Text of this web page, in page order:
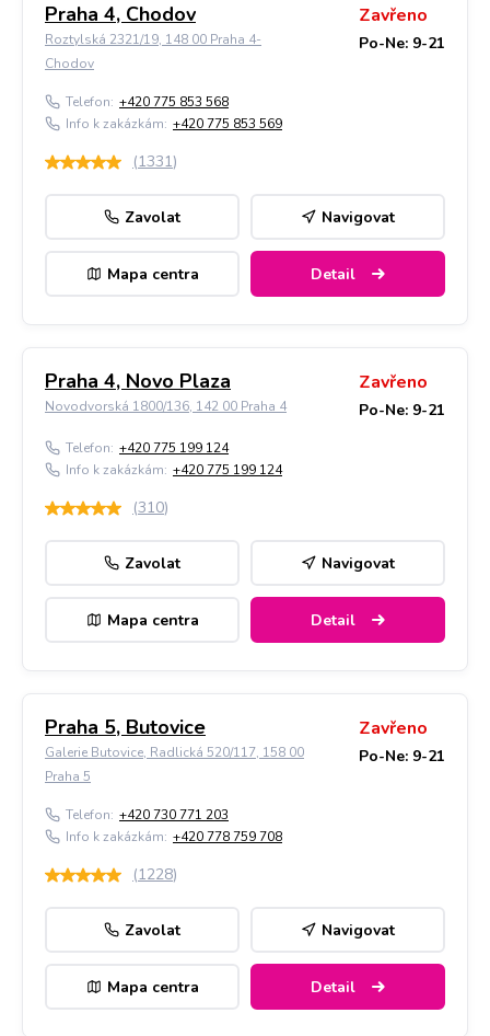
Praha 4, Chodov
Roztylská 2321/19, 148 00 Praha 4-
Chodov
Zavřeno
Po-Ne: 9-21
Telefon: +420 775 853 568
Info k zakázkám: +420 775 853 569
(1331)
Zavolat Navigovat
Mapa centra Detail
Praha 4, Novo Plaza
Novodvorská 1800/136, 142 00 Praha 4
Zavřeno
Po-Ne: 9-21
Telefon: +420 775 199 124
Info k zakázkám: +420 775 199 124
(310)
Zavolat Navigovat
Mapa centra Detail
Praha 5, Butovice
Galerie Butovice, Radlická 520/117, 158 00
Praha 5
Zavřeno
Po-Ne: 9-21
Telefon: +420 730 771 203
Info k zakázkám: +420 778 759 708
(1228)
Zavolat Navigovat
Mapa centra Detail